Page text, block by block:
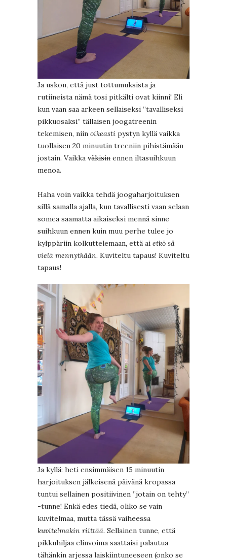
Ja uskon, että just tottumuksista ja
rutiineista nämä tosi pitkälti ovat kiinni! Eli
kun vaan saa arkeen sellaiseksi ”tavalliseksi
pikkuosaksi” tällaisen joogatreenin
tekemisen, niin oikeasti pystyn kyllä vaikka
tuollaisen 20 minuutin treeniin pihistämään
jostain. Vaikka väkisin ennen iltasuihkuun
menoa.
Haha voin vaikka tehdä joogaharjoituksen
sillä samalla ajalla, kun tavallisesti vaan selaan
somea saamatta aikaiseksi mennä sinne
suihkuun ennen kuin muu perhe tulee jo
kylppäriin kolkuttelemaan, että ai etkö sä
vielä mennytkään. Kuviteltu tapaus! Kuviteltu
tapaus!
Ja kyllä: heti ensimmäisen 15 minuutin
harjoituksen jälkeisenä päivänä kropassa
tuntui sellainen positiivinen ”jotain on tehty”
-tunne! Enkä edes tiedä, oliko se vain
kuvitelmaa, mutta tässä vaiheessa
kuvitelmakin riittää. Sellainen tunne, että
pikkuhiljaa elinvoima saattaisi palautua
tähänkin arjessa laiskiintuneeseen (onko se